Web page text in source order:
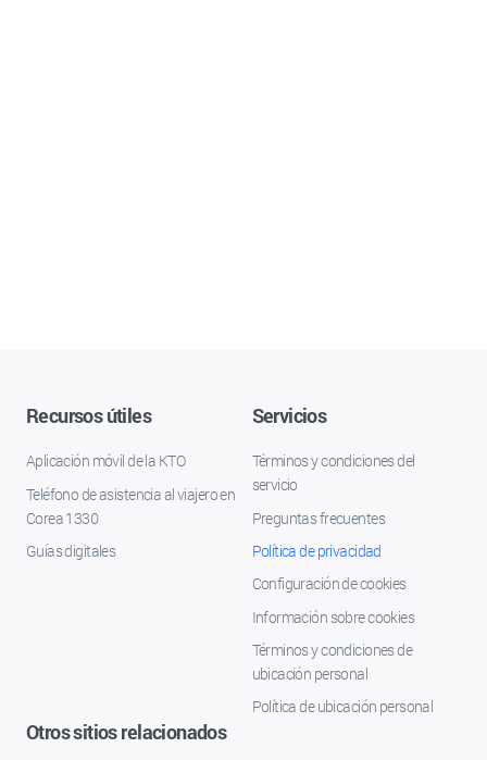
Recursos útiles
Aplicación móvil de la KTO
Teléfono de asistencia al viajero en
Corea 1330
Guías digitales
Servicios
Términos y condiciones del
servicio
Preguntas frecuentes
Política de privacidad
Configuración de cookies
Información sobre cookies
Términos y condiciones de
ubicación personal
Política de ubicación personal
Otros sitios relacionados